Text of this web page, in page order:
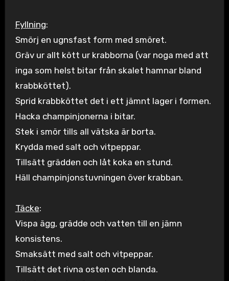
Fyllning:
Smörj en ugnsfast form med smöret.
Gräv ur allt kött ur krabborna (var noga med att
inga som helst bitar från skalet hamnar bland
krabbköttet).
Sprid krabbköttet det i ett jämnt lager i formen.
Hacka champinjonerna i bitar.
Stek i smör tills all vätska är borta.
Krydda med salt och vitpeppar.
Tillsätt grädden och låt koka en stund.
Häll champinjonstuvningen över krabban.
Täcke:
Vispa ägg, grädde och vatten till en jämn
konsistens.
Smaksätt med salt och vitpeppar.
Tillsätt det rivna osten och blanda.